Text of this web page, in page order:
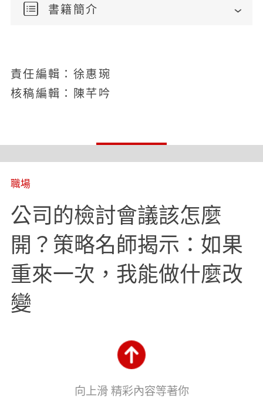
書籍簡介
責任編輯：徐惠琬
核稿編輯：陳芊吟
職場
公司的檢討會議該怎麼
開？策略名師揭示：如果
重來一次，我能做什麼改
變
向上滑 精彩內容等著你